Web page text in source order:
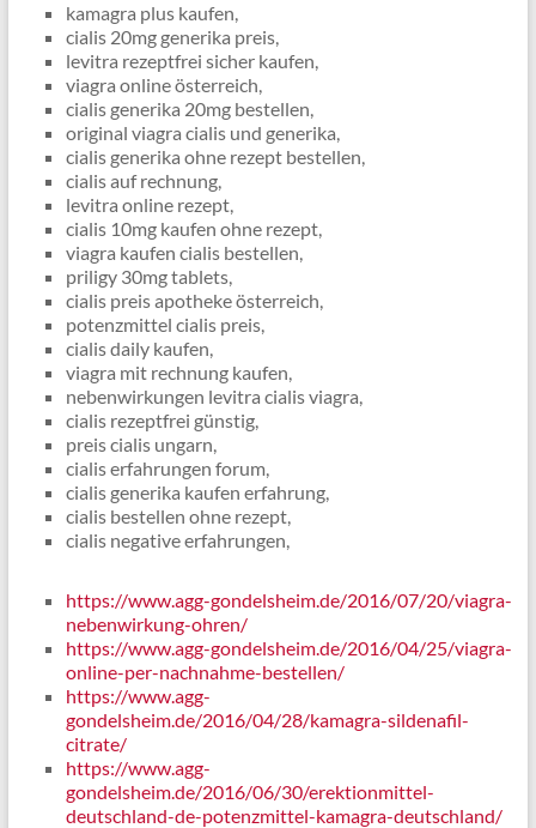
kamagra plus kaufen,
cialis 20mg generika preis,
levitra rezeptfrei sicher kaufen,
viagra online österreich,
cialis generika 20mg bestellen,
original viagra cialis und generika,
cialis generika ohne rezept bestellen,
cialis auf rechnung,
levitra online rezept,
cialis 10mg kaufen ohne rezept,
viagra kaufen cialis bestellen,
priligy 30mg tablets,
cialis preis apotheke österreich,
potenzmittel cialis preis,
cialis daily kaufen,
viagra mit rechnung kaufen,
nebenwirkungen levitra cialis viagra,
cialis rezeptfrei günstig,
preis cialis ungarn,
cialis erfahrungen forum,
cialis generika kaufen erfahrung,
cialis bestellen ohne rezept,
cialis negative erfahrungen,
https://www.agg-gondelsheim.de/2016/07/20/viagra-
nebenwirkung-ohren/
https://www.agg-gondelsheim.de/2016/04/25/viagra-
online-per-nachnahme-bestellen/
https://www.agg-
gondelsheim.de/2016/04/28/kamagra-sildenafil-
citrate/
https://www.agg-
gondelsheim.de/2016/06/30/erektionmittel-
deutschland-de-potenzmittel-kamagra-deutschland/